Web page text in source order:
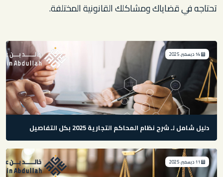
تحتاجه في قضاياك ومشاكلك القانونية المختلفة.
دليل شامل لـ شرح نظام المحاكم التجارية 2025 بكل التفاصيل